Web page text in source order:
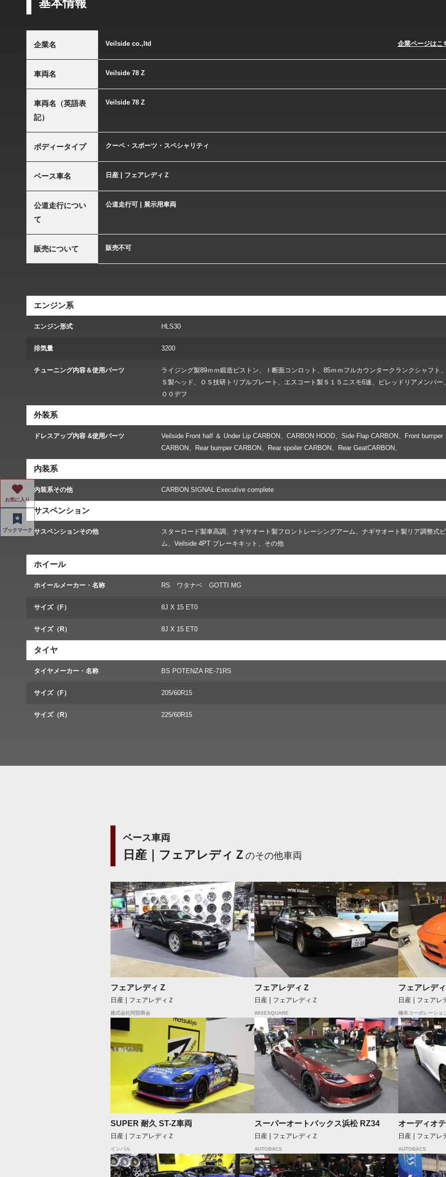
基本情報
企業名 Veilside co.,ltd 企業ページはこ
車両名 Veilside 78 Z
車両名（英語表
記）
Veilside 78 Z
ボディータイプ クーペ・スポーツ・スペシャリティ
ベース車名 日産 | フェアレディＺ
公道走行につい
て
公道走行可 | 展示用車両
販売について 販売不可
エンジン系
エンジン形式 HLS30
排気量 3200
チューニング内容＆使用パーツ
ライジング製89ｍｍ鍛造ピストン、Ｉ断面コンロット、85ｍｍフルカウンタークランクシャフト
Ｓ製ヘッド、ＯＳ技研トリプルプレート、エスコート製Ｓ１５ニスモ6速、ビレッドリアメンバー
００デフ
外装系
ドレスアップ内容 &使用パーツ
Veilside Front half ＆ Under Lip CARBON、CARBON HOOD、Side Flap CARBON、Front bumper
CARBON、Rear bumper CARBON、Rear spoiler CARBON、Rear GeatCARBON、
内装系
内装系その他 CARBON SIGNAL Executive complete
サスペンション
サスペンションその他
スターロード製車高調、ナギサオート製フロントレーシングアーム、ナギサオート製リア調整式
ム、Veilside 4PT ブレーキキット、その他
ホイール
ホイールメーカー・名称 RS ワタナベ GOTTI MG
サイズ（F） 8J X 15 ET0
サイズ（R） 8J X 15 ET0
タイヤ
タイヤメーカー・名称 BS POTENZA RE-71RS
サイズ（F） 205/60R15
サイズ（R） 225/60R15
ベース車両
日産｜フェアレディＺ のその他車両
フェアレディ Z
日産 | フェアレディＺ
株式会社阿部商会
フェアレディＺ
日産 | フェアレディＺ
WISESQUARE
フェアレデ
日産 | フェアレ
橋本コーポレーショ
SUPER 耐久 ST-Z車両
日産 | フェアレディＺ
インパル
スーパーオートバックス浜松 RZ34
日産 | フェアレディＺ
AUTOBACS
オーディオ
日産 | フェアレ
AUTOBACS
お気に入り
ブックマーク